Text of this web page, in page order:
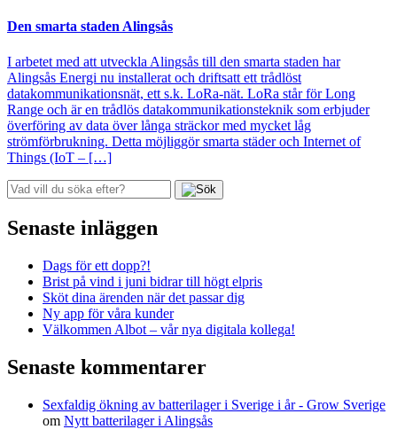
Den smarta staden Alingsås
I arbetet med att utveckla Alingsås till den smarta staden har
Alingsås Energi nu installerat och driftsatt ett trådlöst
datakommunikationsnät, ett s.k. LoRa-nät. LoRa står för Long
Range och är en trådlös datakommunikationsteknik som erbjuder
överföring av data över långa sträckor med mycket låg
strömförbrukning. Detta möjliggör smarta städer och Internet of
Things (IoT – […]
Senaste inläggen
Dags för ett dopp?!
Brist på vind i juni bidrar till högt elpris
Sköt dina ärenden när det passar dig
Ny app för våra kunder
Välkommen Albot – vår nya digitala kollega!
Senaste kommentarer
Sexfaldig ökning av batterilager i Sverige i år - Grow Sverige
om Nytt batterilager i Alingsås